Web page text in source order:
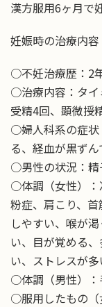
漢方服用6ヶ月で
妊娠時の治療内
○不妊治療歴：2
○治療内容：タイ
受精4回、顕微授
○婦人科系の症状
る、経血が黒ず
○男性の状況：精
○体調（女性）：
粉症、肩こり、
しやすい、喉が
い、目が覚める
い、ストレスが多
○体調（男性）：
○服用したもの